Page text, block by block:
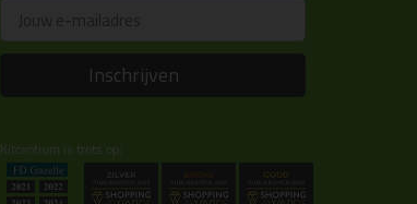
Inschrijven
Kitcentrum is trots op: